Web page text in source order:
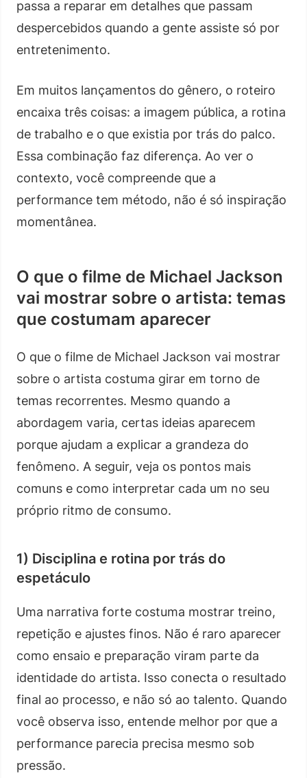
passa a reparar em detalhes que passam
despercebidos quando a gente assiste só por
entretenimento.
Em muitos lançamentos do gênero, o roteiro
encaixa três coisas: a imagem pública, a rotina
de trabalho e o que existia por trás do palco.
Essa combinação faz diferença. Ao ver o
contexto, você compreende que a
performance tem método, não é só inspiração
momentânea.
O que o filme de Michael Jackson
vai mostrar sobre o artista: temas
que costumam aparecer
O que o filme de Michael Jackson vai mostrar
sobre o artista costuma girar em torno de
temas recorrentes. Mesmo quando a
abordagem varia, certas ideias aparecem
porque ajudam a explicar a grandeza do
fenômeno. A seguir, veja os pontos mais
comuns e como interpretar cada um no seu
próprio ritmo de consumo.
1) Disciplina e rotina por trás do
espetáculo
Uma narrativa forte costuma mostrar treino,
repetição e ajustes finos. Não é raro aparecer
como ensaio e preparação viram parte da
identidade do artista. Isso conecta o resultado
final ao processo, e não só ao talento. Quando
você observa isso, entende melhor por que a
performance parecia precisa mesmo sob
pressão.